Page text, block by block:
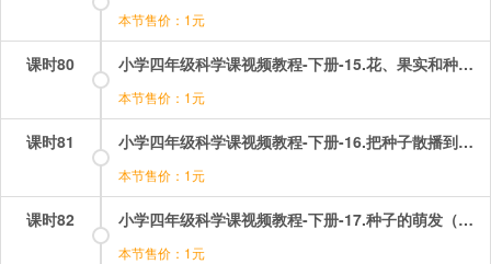
本节售价：1元
课时80 小学四年级科学课视频教程-下册-15.花、果实和种子（二）——果实和种子.mp4
本节售价：1元
课时81 小学四年级科学课视频教程-下册-16.把种子散播到远处.mp4
本节售价：1元
课时82 小学四年级科学课视频教程-下册-17.种子的萌发（一）——浸泡种子.mp4
本节售价：1元